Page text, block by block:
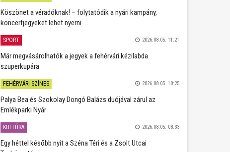
Köszönet a véradóknak! – folytatódik a nyári kampány,
koncertjegyeket lehet nyerni
SPORT 2026.08.05. 11:21
Már megvásárolhatók a jegyek a fehérvári kézilabda
szuperkupára
FEHÉRVÁRI SZÍNES 2026.08.05. 10:25
Palya Bea és Szokolay Dongó Balázs duójával zárul az
Emlékparki Nyár
KULTÚRA 2026.08.05. 08:33
Egy héttel később nyit a Széna Téri és a Zsolt Utcai